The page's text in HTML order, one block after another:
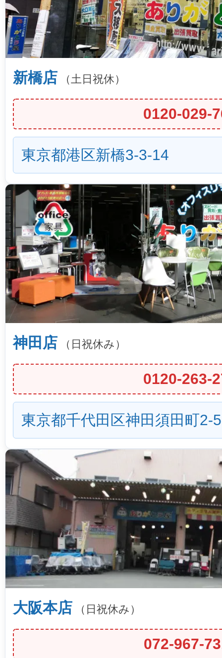
新橋店 （土日祝休）
0120-029-
東京都港区新橋3-3-14
神田店 （日祝休み）
0120-263-
東京都千代田区神田須田町2-
大阪本店 （日祝休み）
072-967-